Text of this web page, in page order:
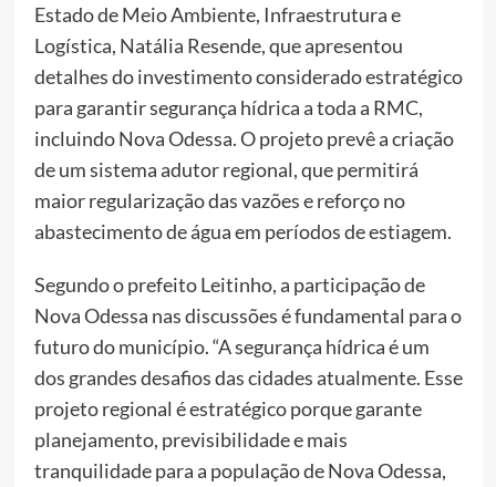
Estado de Meio Ambiente, Infraestrutura e
Logística, Natália Resende, que apresentou
detalhes do investimento considerado estratégico
para garantir segurança hídrica a toda a RMC,
incluindo Nova Odessa. O projeto prevê a criação
de um sistema adutor regional, que permitirá
maior regularização das vazões e reforço no
abastecimento de água em períodos de estiagem.
Segundo o prefeito Leitinho, a participação de
Nova Odessa nas discussões é fundamental para o
futuro do município. “A segurança hídrica é um
dos grandes desafios das cidades atualmente. Esse
projeto regional é estratégico porque garante
planejamento, previsibilidade e mais
tranquilidade para a população de Nova Odessa,